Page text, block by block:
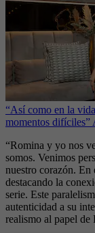
“Así como en la
momentos difíciles”
“Romina y yo nos
somos. Venimos
nuestro corazón. En
destacando la
serie. Este
autenticidad a su
realismo al papel de